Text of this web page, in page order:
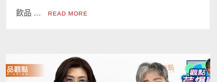
飲品 … READ MORE